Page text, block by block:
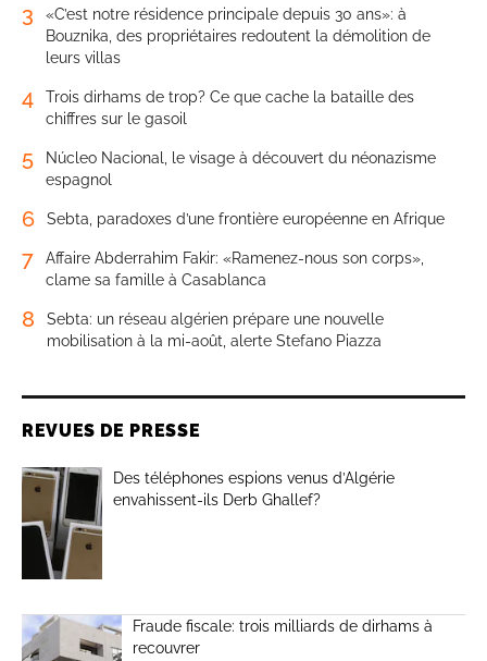
3
«C’est notre résidence principale depuis 30 ans»: à
Bouznika, des propriétaires redoutent la démolition de
leurs villas
4
Trois dirhams de trop? Ce que cache la bataille des
chiffres sur le gasoil
5
Núcleo Nacional, le visage à découvert du néonazisme
espagnol
6 Sebta, paradoxes d’une frontière européenne en Afrique
7
Affaire Abderrahim Fakir: «Ramenez-nous son corps»,
clame sa famille à Casablanca
8
Sebta: un réseau algérien prépare une nouvelle
mobilisation à la mi-août, alerte Stefano Piazza
REVUES DE PRESSE
Des téléphones espions venus d’Algérie
envahissent-ils Derb Ghallef?
Fraude fiscale: trois milliards de dirhams à
recouvrer